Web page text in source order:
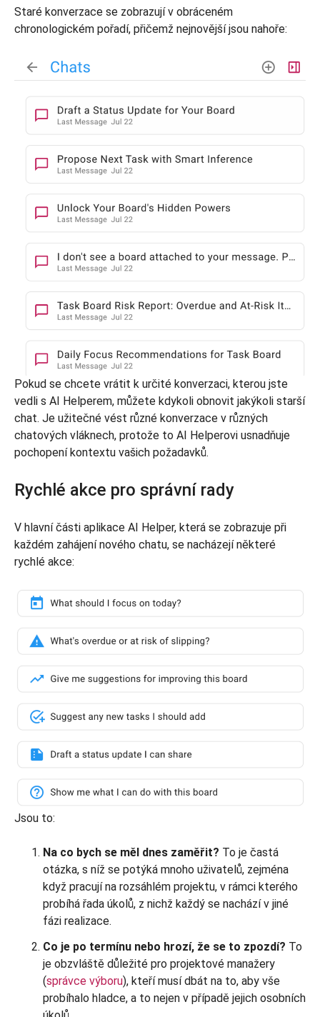
Staré konverzace se zobrazují v obráceném
chronologickém pořadí, přičemž nejnovější jsou nahoře:
Pokud se chcete vrátit k určité konverzaci, kterou jste
vedli s AI Helperem, můžete kdykoli obnovit jakýkoli starší
chat. Je užitečné vést různé konverzace v různých
chatových vláknech, protože to AI Helperovi usnadňuje
pochopení kontextu vašich požadavků.
Rychlé akce pro správní rady
V hlavní části aplikace AI Helper, která se zobrazuje při
každém zahájení nového chatu, se nacházejí některé
rychlé akce:
Jsou to:
Na co bych se měl dnes zaměřit? To je častá
otázka, s níž se potýká mnoho uživatelů, zejména
když pracují na rozsáhlém projektu, v rámci kterého
probíhá řada úkolů, z nichž každý se nachází v jiné
fázi realizace.
Co je po termínu nebo hrozí, že se to zpozdí? To
je obzvláště důležité pro projektové manažery
(správce výboru), kteří musí dbát na to, aby vše
probíhalo hladce, a to nejen v případě jejich osobních